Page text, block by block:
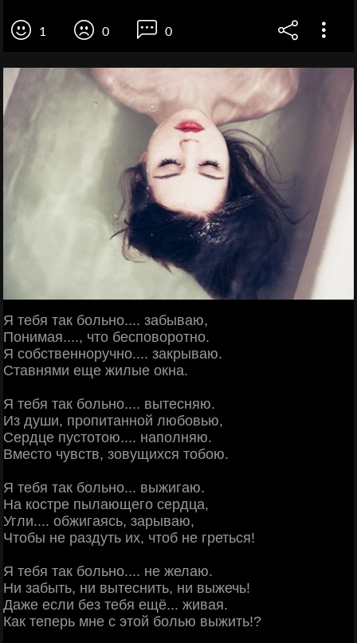
1 0 0
Я тебя так больно.... забываю,
Понимая...., что бесповоротно.
Я собственноручно.... закрываю.
Ставнями еще жилые окна.
Я тебя так больно.... вытесняю.
Из души, пропитанной любовью,
Сердце пустотою.... наполняю.
Вместо чувств, зовущихся тобою.
Я тебя так больно... выжигаю.
На костре пылающего сердца,
Угли.... обжигаясь, зарываю,
Чтобы не раздуть их, чтоб не греться!
Я тебя так больно.... не желаю.
Ни забыть, ни вытеснить, ни выжечь!
Даже если без тебя ещё... живая.
Как теперь мне с этой болью выжить!?